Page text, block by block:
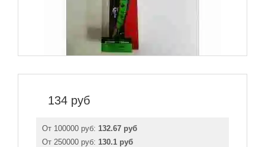
134 руб
От 100000 руб: 132.67 руб
От 250000 руб: 130.1 руб